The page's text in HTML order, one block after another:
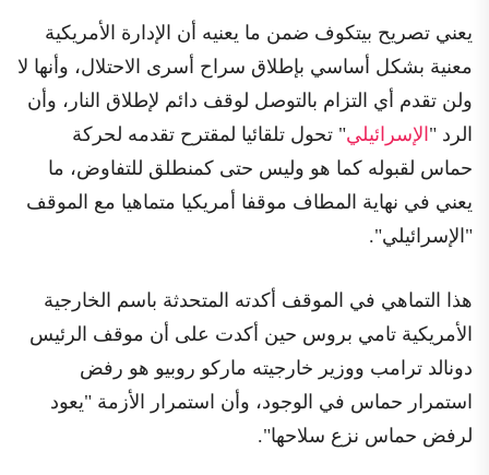
يعني تصريح بيتكوف ضمن ما يعنيه أن الإدارة الأمريكية
معنية بشكل أساسي بإطلاق سراح أسرى الاحتلال، وأنها لا
ولن تقدم أي التزام بالتوصل لوقف دائم لإطلاق النار، وأن
الرد "الإسرائيلي" تحول تلقائيا لمقترح تقدمه لحركة
حماس لقبوله كما هو وليس حتى كمنطلق للتفاوض، ما
يعني في نهاية المطاف موقفا أمريكيا متماهيا مع الموقف
"الإسرائيلي".
هذا التماهي في الموقف أكدته المتحدثة باسم الخارجية
الأمريكية تامي بروس حين أكدت على أن موقف الرئيس
دونالد ترامب ووزير خارجيته ماركو روبيو هو رفض
استمرار حماس في الوجود، وأن استمرار الأزمة "يعود
لرفض حماس نزع سلاحها".